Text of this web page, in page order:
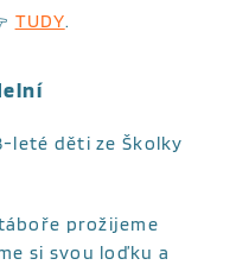
TUDY.
leté děti ze Školky
prožijeme
si svou loďku a